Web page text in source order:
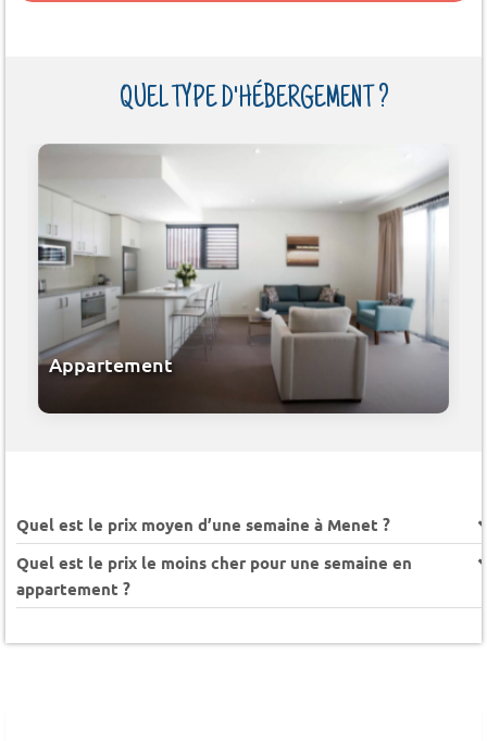
QUEL TYPE D'HÉBERGEMENT ?
Appartement
Quel est le prix moyen d’une semaine à Menet ?
Quel est le prix le moins cher pour une semaine en
appartement ?